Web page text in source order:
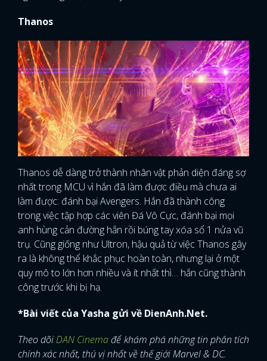
Thanos
Thanos dễ dàng trở thành nhân vật phản diện đáng sợ
nhất trong MCU vì hắn đã làm được điều mà chưa ai
làm được: đánh bại Avengers. Hắn đã thành công
trong việc tập hợp các viên Đá Vô Cực, đánh bại mọi
anh hùng cản đường hắn rồi búng tay xóa sổ 1 nửa vũ
trụ. Cũng giống như Ultron, hậu quả từ việc Thanos gây
ra là không thể khắc phục hoàn toàn, nhưng lại ở một
quy mô to lớn hơn nhiều và ít nhất thì… hắn cũng thành
công trước khi bị hạ.
*Bài viết của Yasha gửi về DienAnh.Net.
Theo dõiDAN Cinemađể khám phá những tin phân tích
chính xác nhất, thú vị nhất về thế giới Marvel & DC.